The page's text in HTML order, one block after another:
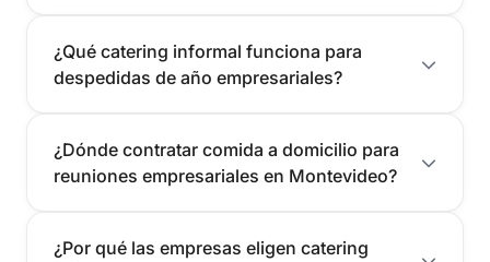
¿Qué catering informal funciona para
despedidas de año empresariales?
¿Dónde contratar comida a domicilio para
reuniones empresariales en Montevideo?
¿Por qué las empresas eligen catering